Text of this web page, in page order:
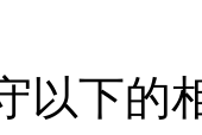
以下的